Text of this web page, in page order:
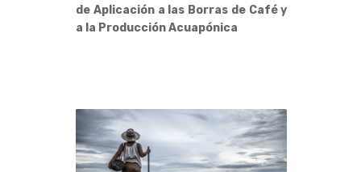
de Aplicación a las Borras de Café y
a la Producción Acuapónica